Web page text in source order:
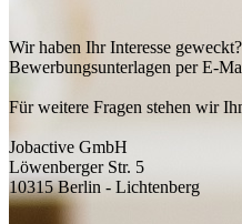
Wir haben Ihr Interesse
Bewerbungsunterlagen per E-
Für weitere Fragen stehen wir
Jobactive GmbH
Löwenberger Str. 5
10315 Berlin - Lichtenberg